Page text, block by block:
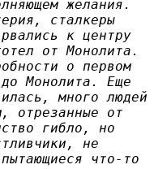
желания.
сталкеры
к центру
от Монолита.
о первом
Монолита. Еще
много людей
отрезанные от
гибло, но
не
что-то